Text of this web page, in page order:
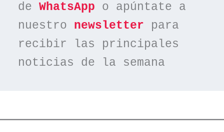
de WhatsApp o apúntate a
nuestro newsletter para
recibir las principales
noticias de la semana